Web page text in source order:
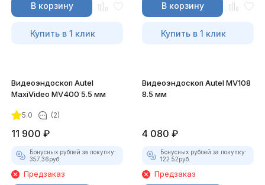
В корзину
Купить в 1 клик
В корзину
Купить в 1 клик
Видеоэндоскоп Autel
MaxiVideo MV400 5.5 мм
5.0 (2)
11 900 ₽
Бонусных рублей за покупку:
357.36руб.
Предзаказ
Видеоэндоскоп Autel MV108
8.5 мм
4 080 ₽
Бонусных рублей за покупку:
122.52руб.
Предзаказ